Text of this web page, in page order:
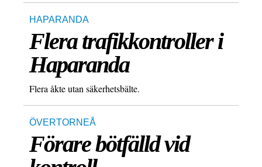
HAPARANDA
Flera trafikkontroller i
Haparanda
Flera åkte utan säkerhetsbälte.
ÖVERTORNEÅ
Förare bötfälld vid